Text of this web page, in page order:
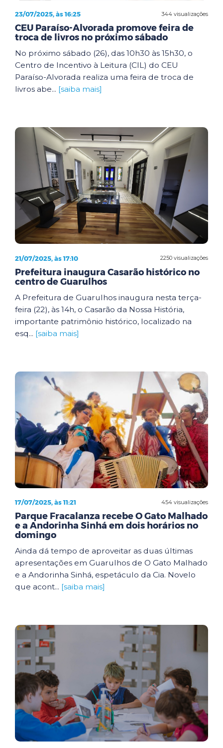
344 visualizações
23/07/2025, às 16:25
CEU Paraíso-Alvorada promove feira de
troca de livros no próximo sábado
No próximo sábado (26), das 10h30 às 15h30, o
Centro de Incentivo à Leitura (CIL) do CEU
Paraíso-Alvorada realiza uma feira de troca de
livros abe... [saiba mais]
2250 visualizações
21/07/2025, às 17:10
Prefeitura inaugura Casarão histórico no
centro de Guarulhos
A Prefeitura de Guarulhos inaugura nesta terça-
feira (22), às 14h, o Casarão da Nossa História,
importante patrimônio histórico, localizado na
esq... [saiba mais]
454 visualizações
17/07/2025, às 11:21
Parque Fracalanza recebe O Gato Malhado
e a Andorinha Sinhá em dois horários no
domingo
Ainda dá tempo de aproveitar as duas últimas
apresentações em Guarulhos de O Gato Malhado
e a Andorinha Sinhá, espetáculo da Cia. Novelo
que acont... [saiba mais]